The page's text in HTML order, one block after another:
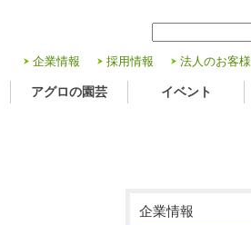
企業情報 採用情報 法人のお客様
アグロの園芸 イベント
企業情報